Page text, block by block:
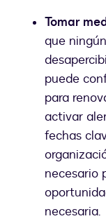
Tomar
que
puede
para
activar
fechas
necesario
necesaria.